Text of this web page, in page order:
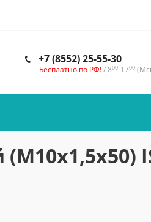
+7 (8552) 25-55-30
Бесплатно по РФ!/ 800-1700